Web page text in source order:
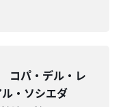
コパ・デル・レ
・ソシエダ